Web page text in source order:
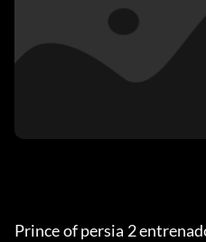
Prince of persia 2